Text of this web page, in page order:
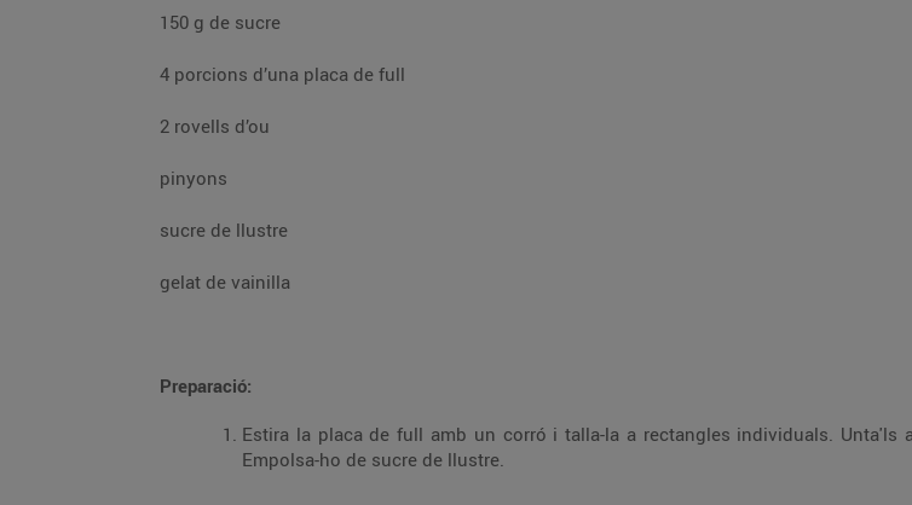
150 g de sucre
4 porcions d’una placa de full
2 rovells d’ou
pinyons
sucre de llustre
gelat de vainilla
Preparació:
Estira la placa de full amb un corró i talla-la a rectangles individuals.
Empolsa-ho de sucre de llustre.